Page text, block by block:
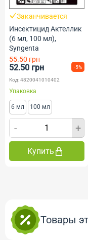
Заканчивается
Инсектицид Актеллик
(6 мл, 100 мл),
Syngenta
55.50 грн
52.50 грн -5%
Код: 4820041010402
Упаковка
6 мл 100 мл
- +
Купить
Товары